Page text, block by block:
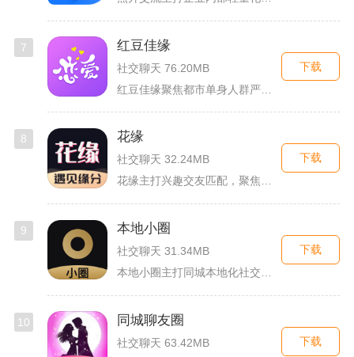
7 红豆佳缘
社交聊天 76.20MB
下载
8 花缘
社交聊天 32.24MB
花缘主打兴趣交友匹配，聚焦喜欢花卉、园艺的人群搭建线上社交空...
下载
9 本地小圈
社交聊天 31.34MB
下载
10 同城聊友圈
社交聊天 63.42MB 下载